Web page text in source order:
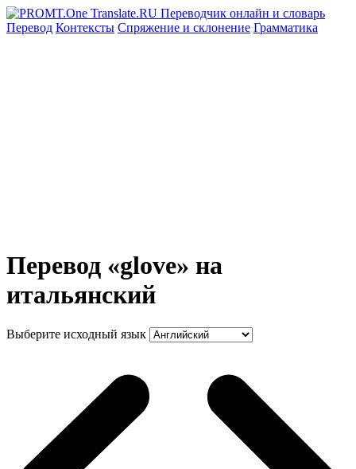
Перевод Контексты Спряжение и склонение Грамматика
Перевод «glove» на
итальянский
Выберите исходный язык